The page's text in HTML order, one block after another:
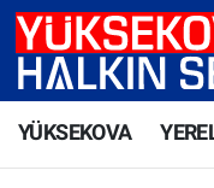
YÜKSEKOVA
Yüksekova